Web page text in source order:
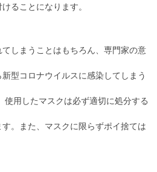
ることになります。
しまうことはもちろん、専門家の意
型コロナウイルスに感染してしまう
使用したマスクは必ず適切に処分する
。また、マスクに限らずポイ捨ては